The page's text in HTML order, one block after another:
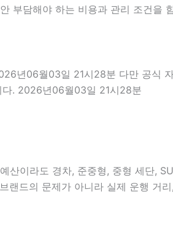
부담해야 하는 비용과 관리 조건을
년06월03일 21시28분 다만 공식
다. 2026년06월03일 21시28분
이라도 경차, 준중형, 중형 세단,
드의 문제가 아니라 실제 운행 거